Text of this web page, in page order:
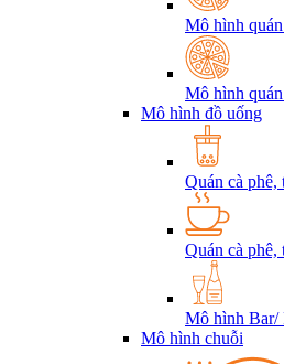
Mô hình
Mô hình
Mô hình đồ uống
Quán cà phê,
Quán cà phê,
Mô hình Bar/
Mô hình chuỗi